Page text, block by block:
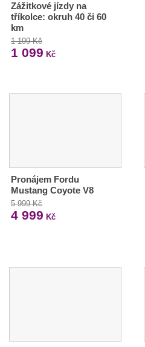
Zážitkové jízdy na
tříkolce: okruh 40 či 60
km
1 199 Kč
1 099 Kč
Pronájem Fordu
Mustang Coyote V8
5 999 Kč
4 999 Kč